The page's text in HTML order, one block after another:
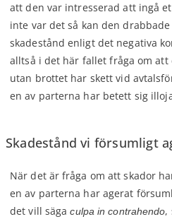
att den var intresserad att ingå
inte var det så kan den
skadestånd enligt det negativa
alltså i det här fallet fråga om
utan brottet har skett vid
en av parterna har betett sig
Skadestånd vi försumligt
När det är fråga om att skador
en av parterna har agerat
det vill sägaculpa in contrahendo,